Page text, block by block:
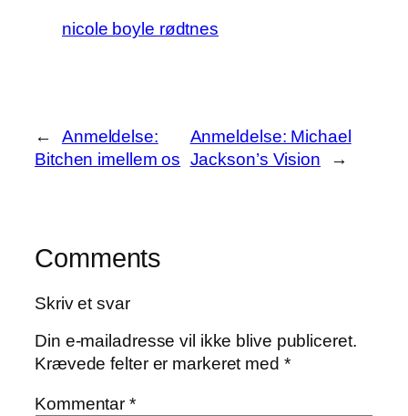
nicole boyle rødtnes
←
Anmeldelse:
Bitchen imellem os
Anmeldelse: Michael
Jackson’s Vision
→
Comments
Skriv et svar
Din e-mailadresse vil ikke blive publiceret.
Krævede felter er markeret med *
Kommentar*